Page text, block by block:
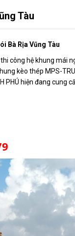
Tàu
Bà Rịa Vũng Tàu
công hệ khung mái
kèo thép MPS-
PHÚ hiện đang cung